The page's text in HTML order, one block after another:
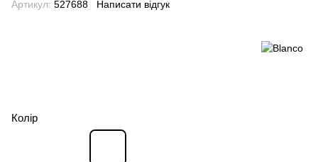
Артикул: 527688 Написати відгук
Колір